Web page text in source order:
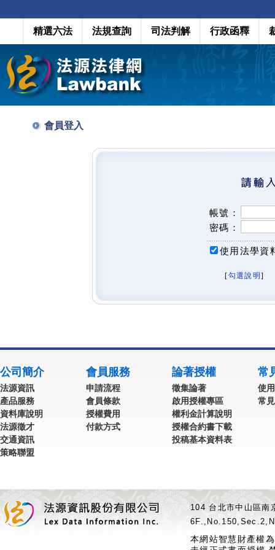
精選六法 法規查詢 司法判解 行政函釋
會員登入
帳號：
密碼：
使用法學資
[勾選說明 ]
公司簡介
法源資訊
產品服務
資料庫說明
法源徵才
交通資訊
策略聯盟
會員服務
申請流程
會員條款
授權費用
付款方式
論著授權
徵集論著
啟用授權專區
權利金計算說明
授權合約書下載
投稿基本資料表
常
使
常
104 台北市中山區
本網站智慧財產權